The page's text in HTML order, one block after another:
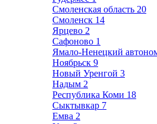
Смоленская область 20
Смоленск 14
Ярцево 2
Сафоново 1
Ямало-Ненецкий
Ноябрьск 9
Новый Уренгой 3
Надым 2
Республика Коми 18
Сыктывкар 7
Емва 2